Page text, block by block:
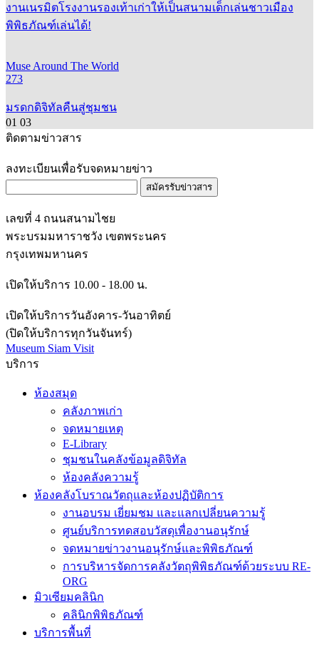
งานเนรมิตโรงงานรองเท้าเก่าให้เป็นสนามเด็กเล่นชาวเมือง
พิพิธภัณฑ์เล่นได้!
Muse Around The World
273
มรดกดิจิทัลคืนสู่ชุมชน
01 03
ติดตามข่าวสาร
ลงทะเบียนเพื่อรับจดหมายข่าว
สมัครรับข่าวสาร
เลขที่ 4 ถนนสนามไชย
พระบรมมหาราชวัง เขตพระนคร
กรุงเทพมหานคร
เปิดให้บริการ 10.00 - 18.00 น.
เปิดให้บริการวันอังคาร-วันอาทิตย์
(ปิดให้บริการทุกวันจันทร์)
Museum Siam Visit
บริการ
ห้องสมุด
คลังภาพเก่า
จดหมายเหตุ
E-Library
ชุมชนในคลังข้อมูลดิจิทัล
ห้องคลังความรู้
ห้องคลังโบราณวัตถุและห้องปฏิบัติการ
งานอบรม เยี่ยมชม และแลกเปลี่ยนความรู้
ศูนย์บริการทดสอบวัสดุเพื่องานอนุรักษ์
จดหมายข่าวงานอนุรักษ์และพิพิธภัณฑ์
การบริหารจัดการคลังวัตถุพิพิธภัณฑ์ด้วยระบบ RE-
ORG
มิวเซียมคลินิก
คลินิกพิพิธภัณฑ์
บริการพื้นที่